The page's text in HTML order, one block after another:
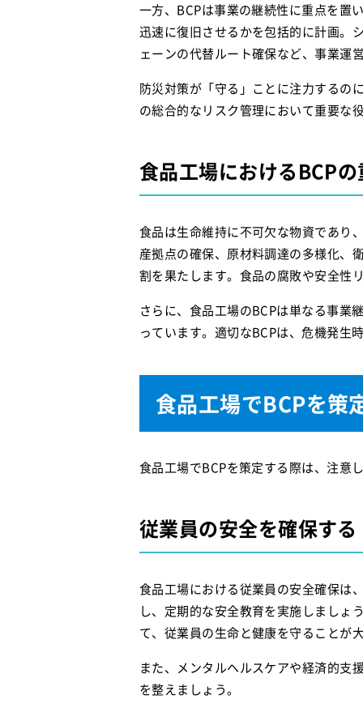
一方、BCPは事業の継続性に重点を置
迅速に復旧させるかを包括的に計画。
ェーンの代替ルート確保など、事業運
防災対策が「守る」ことに注力するの
の総合的なリスク管理において重要な
食品工場におけるBCP
食品は生命維持に不可欠な物資であり
産拠点の確保、原材料調達の多様化、
割を果たします。食品の腐敗や安全性
さらに、食品工場のBCPは単なる事業
っています。適切なBCPは、危機発生
食品工場でBCPを策
食品工場でBCPを策定する際は、注意
従業員の安全を確保する
食品工場における従業員の安全確保は
し、定期的な安全教育を実施しましょ
て、従業員の生命と健康を守ることが大
また、メンタルヘルスケアや経済的支
を整えましょう。